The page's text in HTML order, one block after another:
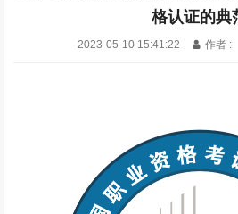
格认证的典
2023-05-10 15:41:22 作者 :